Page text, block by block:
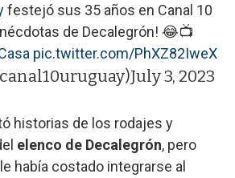
festejó sus 35 años en Canal 10
de Decalegrón! 😂📺
pic.twitter.com/PhXZ82IweX
July 3, 2023
historias de los rodajes y
elenco de Decalegrón, pero
había costado integrarse al